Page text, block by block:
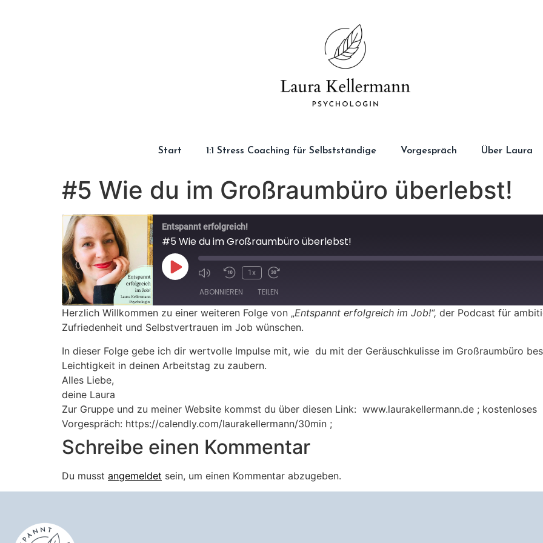
Start 1:1 Stress Coaching für Selbstständige Vorgespräch Über Laura
#5 Wie du im Großraumbüro überlebst!
Entspannt erfolgreich!
#5 Wie du im Großraumbüro überlebst!
1x
ABONNIEREN TEILEN
Apple Podcasts
RSS FEED
TEILEN
LINK
EMBED
Herzlich Willkommen zu einer weiteren Folge von „Entspannt erfolgreich im Job!“, der Podcast für
Zufriedenheit und Selbstvertrauen im Job wünschen.
In dieser Folge gebe ich dir wertvolle Impulse mit, wie du mit der Geräuschkulisse im Großraumbüro
Leichtigkeit in deinen Arbeitstag zu zaubern.
Alles Liebe,
deine Laura
Zur Gruppe und zu meiner Website kommst du über diesen Link: www.laurakellermann.de ; kostenloses
Vorgespräch: https://calendly.com/laurakellermann/30min ;
Schreibe einen Kommentar
Du musst angemeldet sein, um einen Kommentar abzugeben.